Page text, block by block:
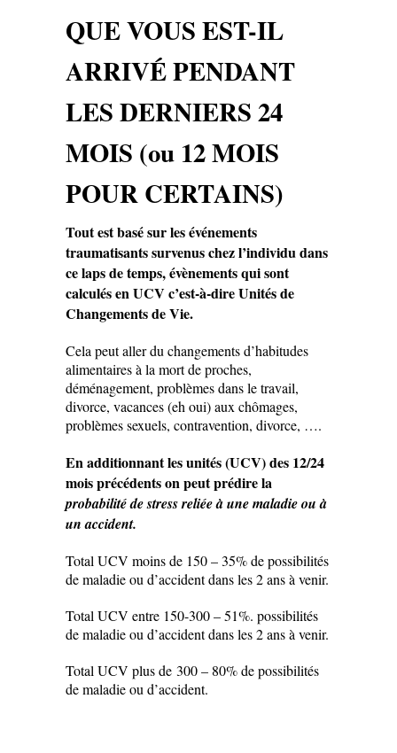
QUE VOUS EST-IL
ARRIVÉ PENDANT
LES DERNIERS 24
MOIS (ou 12 MOIS
POUR CERTAINS)
Tout est basé sur les événements
traumatisants survenus chez l’individu dans
ce laps de temps, évènements qui sont
calculés en UCV c’est-à-dire Unités de
Changements de Vie.
Cela peut aller du changements d’habitudes
alimentaires à la mort de proches,
déménagement, problèmes dans le travail,
divorce, vacances (eh oui) aux chômages,
problèmes sexuels, contravention, divorce, ….
En additionnant les unités (UCV) des 12/24
mois précédents on peut prédire la
probabilité de stress reliée à une maladie ou à
un accident.
Total UCV moins de 150 – 35% de possibilités
de maladie ou d’accident dans les 2 ans à venir.
Total UCV entre 150-300 – 51%. possibilités
de maladie ou d’accident dans les 2 ans à venir.
Total UCV plus de 300 – 80% de possibilités
de maladie ou d’accident.